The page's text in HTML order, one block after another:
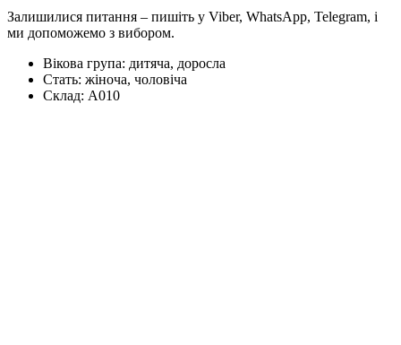
Залишилися питання – пишіть у Viber, WhatsApp, Telegram, і
ми допоможемо з вибором.
Вікова група: дитяча, доросла
Стать: жіноча, чоловіча
Склад: А010